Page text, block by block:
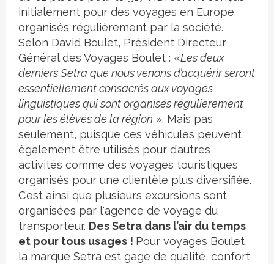
initialement pour des voyages en Europe
organisés régulièrement par la société.
Selon David Boulet, Président Directeur
Général des Voyages Boulet : «Les deux
derniers Setra que nous venons d’acquérir seront
essentiellement consacrés aux voyages
linguistiques qui sont organisés régulièrement
pour les élèves de la région ». Mais pas
seulement, puisque ces véhicules peuvent
également être utilisés pour d’autres
activités comme des voyages touristiques
organisés pour une clientèle plus diversifiée.
C’est ainsi que plusieurs excursions sont
organisées par l'agence de voyage du
transporteur. Des Setra dans l’air du temps
et pour tous usages ! Pour voyages Boulet,
la marque Setra est gage de qualité, confort